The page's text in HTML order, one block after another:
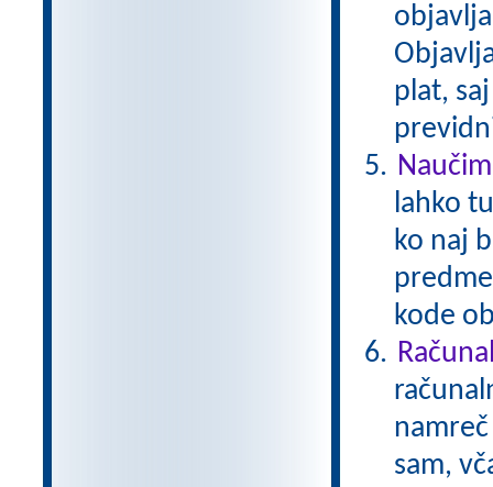
plat,
lahko
ko naj
kode
sam,